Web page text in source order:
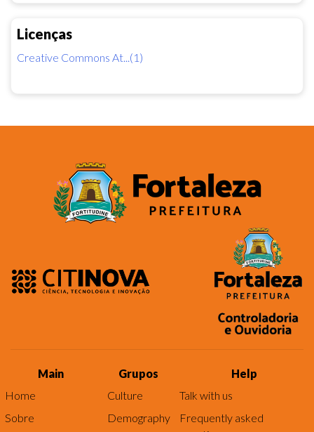
Licenças
Creative Commons At...(1)
Main
Home
Sobre
Grupos
Culture
Demography
Help
Talk with us
Frequently asked